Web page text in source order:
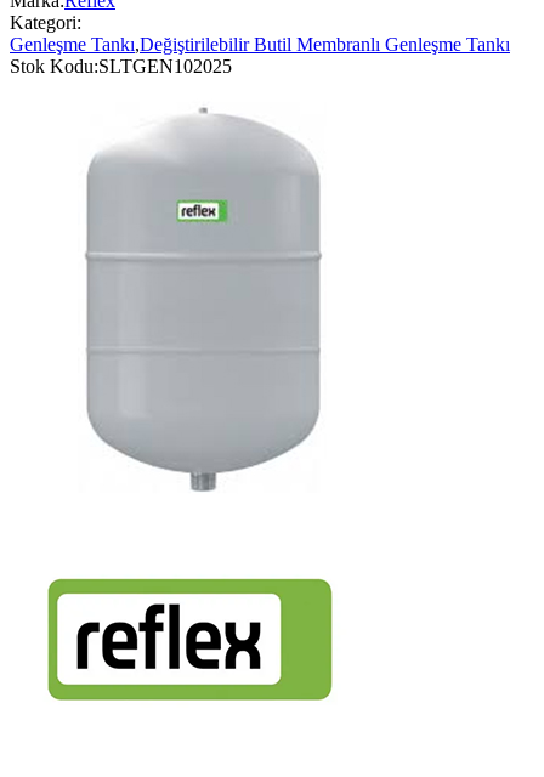
Kategori:
Genleşme Tankı,Değiştirilebilir Butil Membranlı Genleşme Tankı
Stok Kodu:SLTGEN102025